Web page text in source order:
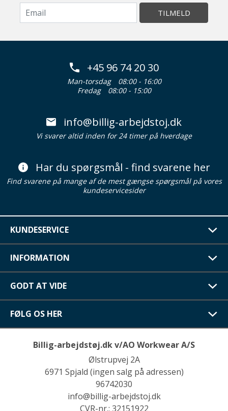
TILMELD
+45 96 74 20 30
Man-torsdag
08:00 - 16:00
Fredag
08:00 - 15:00
info@billig-arbejdstoj.dk
Vi svarer altid inden for 24 timer på hverdage
Har du spørgsmål - find svarene her
Find svarene på mange af de mest gængse spørgsmål på vores
kundeservicesider
KUNDESERVICE
INFORMATION
GODT AT VIDE
FØLG OS HER
Billig-arbejdstøj.dk v/AO Workwear A/S
Ølstrupvej 2A
6971 Spjald (ingen salg på adressen)
96742030
info@billig-arbejdstoj.dk
CVR-nr.: 32151922